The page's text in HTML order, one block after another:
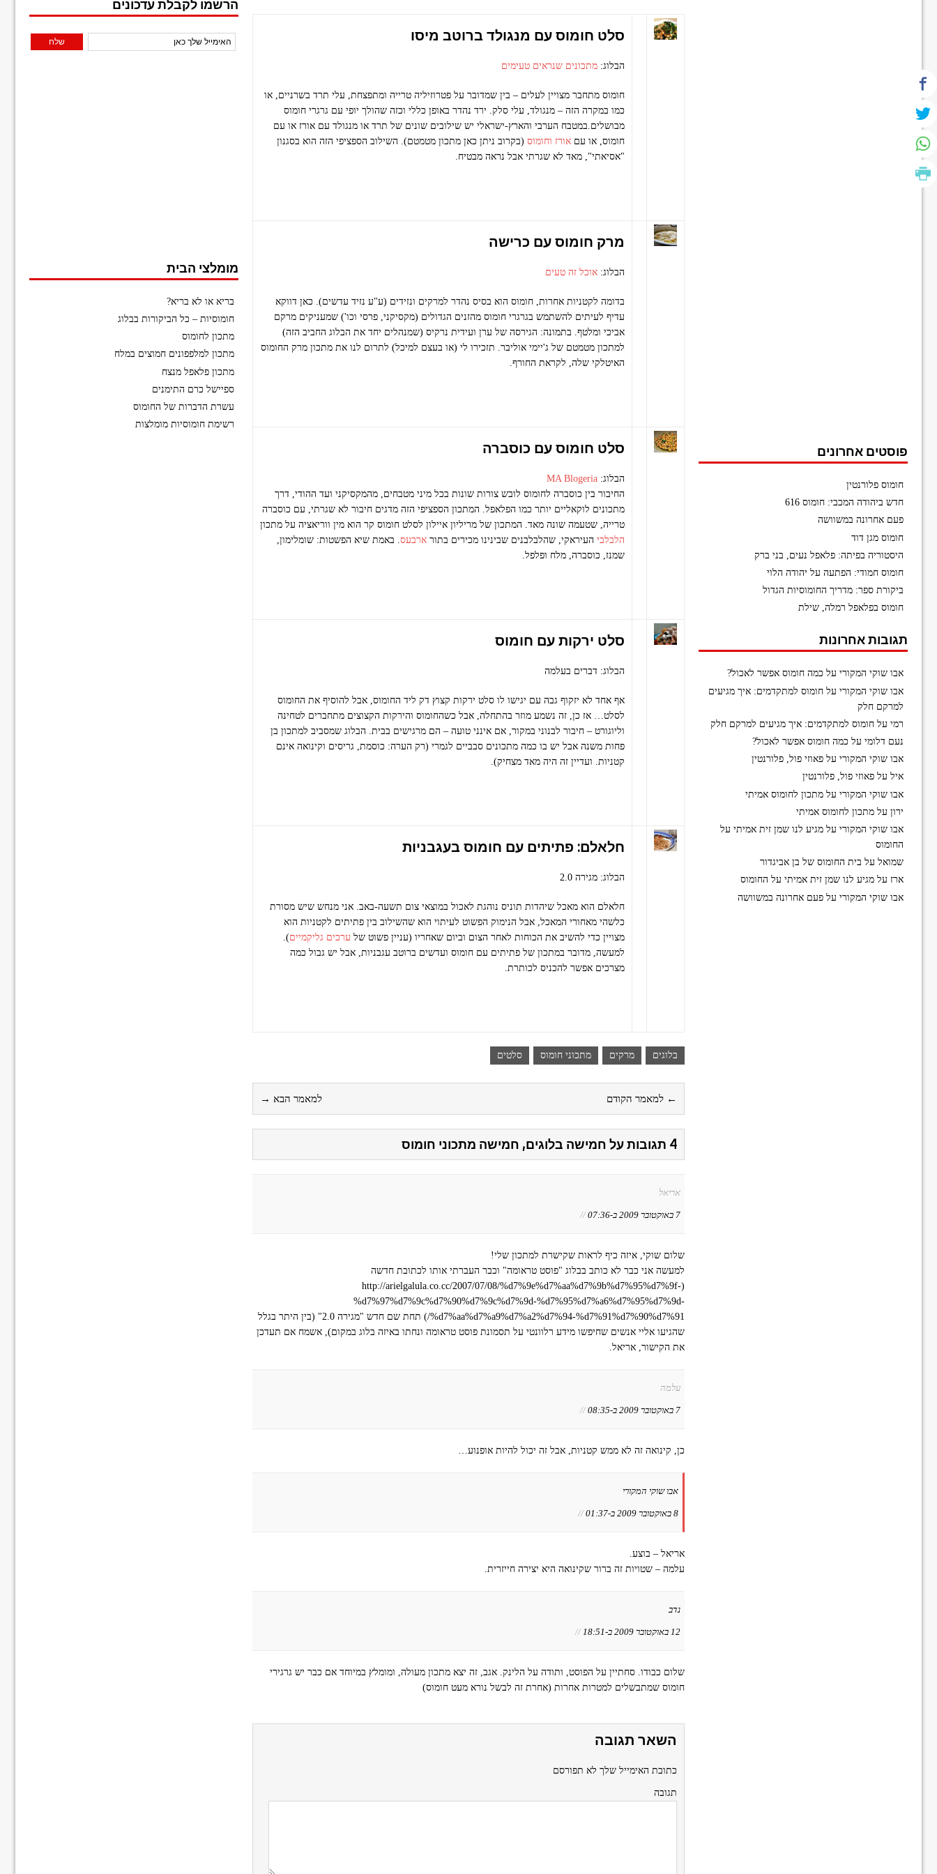
סלט חומוס עם מנגולד ברוטב מיסו
הבלוג: מתכונים שנראים טעימים
חומוס מתחבר מצויין לעלים – בין שמדובר על פטרוזיליה טרייה ומתפצחת, עלי תרד בשרניים, או
כמו במקרה הזה – מנגולד, עלי סלק. ירד נהדר באופן כללי וכזה שהולך יופי עם גרגרי חומוס
מבושלים.במטבח הערבי והארץ-ישראלי יש שילובים שונים של תרד או מנגולד עם אורז או עם
חומוס, או עם אורז וחומוס (בקרוב ניתן כאן מתכון מטמטם). השילוב הספציפי הזה הוא בסגנון
"אסיאתי", מאד לא שגרתי אבל נראה מבטיח.
מרק חומוס עם כרישה
הבלוג: אוכל זה טעים
בדומה לקטניות אחרות, חומוס הוא בסיס נהדר למרקים ונזידים (ע"ע נזיד עדשים). כאן דווקא
עדיף לעיתים להשתמש בגרגרי חומוס מהזנים הגדולים (מקסיקני, פרסי וכו') שמעניקים מרקם
אביכי ומלטף. בתמונה: הגירסה של ערן ועידית נרקיס (שמנהלים יחד את הבלוג החביב הזה)
למתכון מטמטם של ג'יימי אוליבר. תזכירו לי (או בעצם למיכל) לתרום לנו את מתכון מרק החומוס
האיטלקי שלה, לקראת החורף.
סלט חומוס עם כוסברה
הבלוג: MA Blogeria
החיבור בין כוסברה לחומוס לובש צורות שונות בכל מיני מטבחים, מהמקסיקני ועד ההודי, דרך
מתכונים לוקאליים יותר כמו הפלאפל. המתכון הספציפי הזה מדגים חיבור לא שגרתי, עם כוסברה
טרייה, שטעמה שונה מאד. המתכון של מריליון איילון לסלט חומוס קר הוא מין ווריאציה על מתכון
הלבלבי העיראקי, שהלבלבנים שבינינו מכירים בתור ארבעס . באמת שיא הפשטות: שומלימון,
שמנז, כוסברה, מלח ופלפל.
סלט ירקות עם חומוס
הבלוג: דברים בעלמה
אף אחד לא יזקוף גבה עם יגישו לו סלט ירקות קצוץ דק ליד החומוס, אבל להוסיף את החומוס
לסלט… אז כן, זה נשמע מוזר בהתחלה, אבל כשהחומוס והירקות הקצוצים מתחברים לטחינה
וליוגורט – חיבור לבנוני במקור, אם אינני טועה – הם מרגישים בבית. הבלוג שמסביב למתכון בן
פחות משנה אבל יש בו כמה מתכונים סבביים לגמרי (רק הערה: כוסמת, גריסים וקינואה אינם
קטניות. ועדיין זה היה מאד מצחיק).
חלאלם: פתיתים עם חומוס בעגבניות
הבלוג: מגירה 2.0
חלאלם הוא מאכל שיהדות תוניס נוהגת לאכול במוצאי צום תשעה-באב. אני מנחש שיש מסורת
כלשהי מאחורי המאכל, אבל הנימוק הפשוט לעיתוי הוא שהשילוב בין פתיתים לקטניות הוא
מצויין כדי להשיב את הכוחות לאחר הצום וביום שאחריו (עניין פשוט של ערכים גליקמיים).
למעשה, מדובר במתכון של פתיתים עם חומוס ועדשים ברוטב עגבניות, אבל יש גבול כמה
מצרכים אפשר להכניס לכותרת.
בלוגים מרקים מתכוני חומוס סלטים
← למאמר הקודם למאמר הבא →
4 תגובות על חמישה בלוגים, חמישה מתכוני חומוס
אריאל
7 באוקטובר 2009 ב-07:36 //
שלום שוקי, איזה כיף לראות שקישרת למתכון שלי!
למעשה אני כבר לא כותב בבלוג "פוסט טראומה" וכבר העברתי אותו לכתובת חדשה
(
http://arielgalula.co.cc/2007/07/08/%d7%9e%d7%aa%d7%9b%d7%95%d7%9f-
%d7%97%d7%9c%d7%90%d7%9c%d7%9d-%d7%95%d7%a6%d7%95%d7%9d-
%d7%aa%d7%a9%d7%a2%d7%94-%d7%91%d7%90%d7%91/
) תחת שם חדש "מגירה 2.0" (בין היתר בגלל
שהגיעו אליי אנשים שחיפשו מידע רלוונטי על תסמונת פוסט טראומה ונחתו באיזה בלוג במקום), אשמח אם תעדכן
את הקישור, אריאל.
עלמה
7 באוקטובר 2009 ב-08:35 //
כן, קינואה זה לא ממש קטניות, אבל זה יכול להיות אופנוע…
אבו שוקי המקורי
8 באוקטובר 2009 ב-01:37 //
אריאל – בוצע.
עלמה – שטויות זה ברור שקינואה היא יצירה חייזרית.
נדב
12 באוקטובר 2009 ב-18:51 //
שלום כבודו. סחתיין על הפוסט, ותודה על הלינק. אגב, זה יצא מתכון מעולה, ומומלץ במיוחד אם כבר יש גרגירי
חומוס שמתבשלים למטרות אחרות (אחרת זה לבשל נורא מעט חומוס)
השאר תגובה
כתובת האימייל שלך לא תפורסם
תגובה
פוסטים אחרונים
חומוס פלורנטין
חדש ביהודה המכבי: חומוס 616
פעם אחרונה במשוושה
חומוס מגן דוד
היסטוריה בפיתה: פלאפל נעים, בני ברק
חומוס חמודי: הפתעה על יהודה הלוי
ביקורת ספר: מדריך החומוסיות הגדול
חומוס בפלאפל רמלה, שילת
תגובות אחרונות
אבו שוקי המקורי על כמה חומוס אפשר לאכול?
אבו שוקי המקורי עלחומוס למתקדמים: איך מגיעים
למרקם חלק
רמי עלחומוס למתקדמים: איך מגיעים למרקם חלק
נעם דלומי על כמה חומוס אפשר לאכול?
אבו שוקי המקורי עלפאוזי פול, פלורנטין
איל עלפאוזי פול, פלורנטין
אבו שוקי המקורי עלמתכון לחומוס אמיתי
ירון עלמתכון לחומוס אמיתי
אבו שוקי המקורי עלמגיע לנו שמן זית אמיתי על
החומוס
שמואל על בית החומוס של בן אביגדור
ארז עלמגיע לנו שמן זית אמיתי על החומוס
אבו שוקי המקורי עלפעם אחרונה במשוושה
הרשמו לקבלת עדכונים
מומלצי הבית
בריא או לא בריא?
חומוסיות – כל הביקורות בבלוג
מתכון לחומוס
מתכון למלפפונים חמוצים במלח
מתכון פלאפל מנצח
ספיישל כרם התימנים
עשרת הדברות של החומוס
רשימת חומוסיות מומלצות